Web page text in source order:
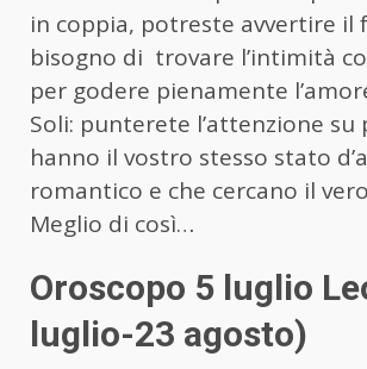
in coppia, potreste avvertire il
bisogno di trovare l’intimità
per godere pienamente
Soli: punterete l’attenzione su
hanno il vostro stesso stato
romantico e che cercano il
Meglio di così…
Oroscopo 5 luglio
luglio-23 agosto)